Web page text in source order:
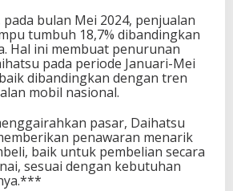
bulan Mei 2024, penjualan
tumbuh 18,7% dibandingkan
Hal ini membuat penurunan
pada periode Januari-Mei
dibandingkan dengan tren
mobil nasional.
pasar, Daihatsu
penawaran menarik
baik untuk pembelian secara
sesuai dengan kebutuhan